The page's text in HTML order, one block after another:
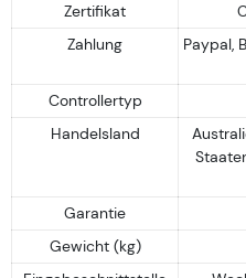
Zertifikat
Zahlung
Paypal,
Controllertyp
Handelsland
Garantie
Gewicht (kg)